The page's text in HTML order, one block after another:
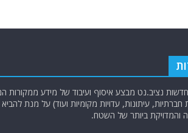
נציב.נט מבצע איסוף ועיבוד של מידע ממקורות
חברתיות, עיתונות, עדויות מקומיות ועוד) על מנת
והמדויקת ביותר של השטח.